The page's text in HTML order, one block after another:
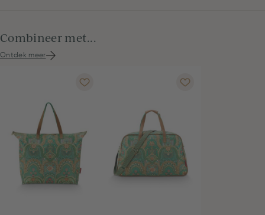
Combineer met...
Ontdek meer